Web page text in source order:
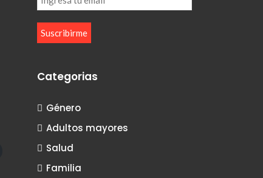
Categorias
Género
Adultos mayores
Salud
Familia